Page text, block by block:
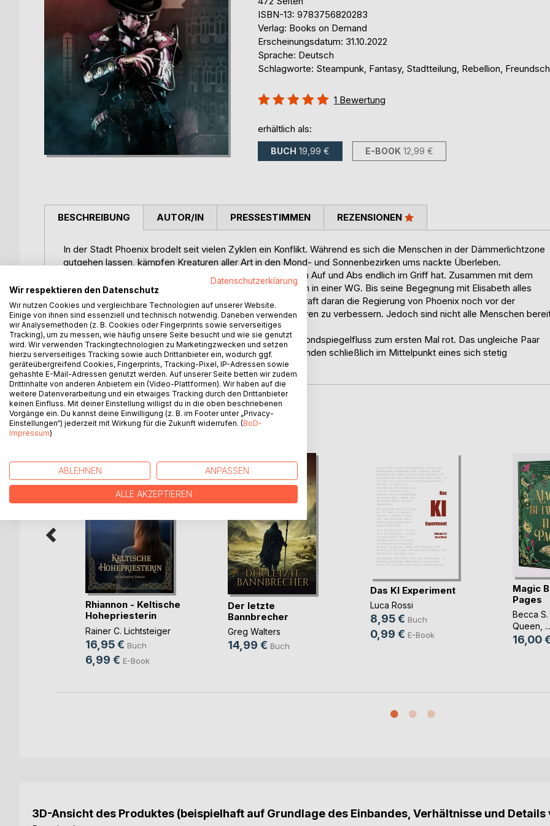
ISBN-13: 9783756820283
Verlag: Books on Demand
Erscheinungsdatum: 31.10.2022
Sprache: Deutsch
Schlagworte: Steampunk, Fantasy, Stadtteilung, Rebellion,
Bewertung::
1 Bewertung
erhältlich als:
BUCH 19,99 € E-BOOK 12,99 €
BESCHREIBUNG
In der Stadt Phoenix brodelt seit vielen Zyklen ein Konflikt. Während es sich die Menschen in der Dämmerlichtzone
gutgehen lassen, kämpfen Kreaturen aller Art in den Mond- und Sonnenbezirken ums nackte Überleben.
Der Assassine Stan glaubt, dass er sein Leben nach vielen Auf und Abs endlich im Griff hat. Zusammen mit dem
Werwolf Julius und dessen Schwester Jen lebt ihr friedlich in einer WG. Bis seine Begegnung mit Elisabeth alles
ändert: Die Tochter des Polizeipräsidenten setzt all ihre Kraft daran die Regierung von Phoenix noch vor der
anstehenden Wahl abzusetzen und die Rechte der Kreaturen zu verbessern. Jedoch sind nicht alle Menschen
alte Vorurteile abzulegen.
Nach einer eskalierten Demonstration verfärbt sich der Mondspiegelfluss zum ersten Mal rot. Das ungleiche Paar
steht zusammen mit dem Magier Pierre und anderen Freunden schließlich im Mittelpunkt eines sich stetig
zuspitzenden Konflikt.
AUTOR/IN PRESSESTIMMEN REZENSIONEN
WEITERE TITEL BEIBoD
Rhiannon - Keltische
Hohepriesterin
Rainer C. Lichtsteiger
16,95 € Buch
6,99 € E-Book
Der letzte
Bannbrecher
Greg Walters
14,99 € Buch
Das KI Experiment
Luca Rossi
8,95 € Buch
0,99 € E-Book
Magic
Pages
Becca
Queen , ...
16,00
3D-Ansicht des Produktes (beispielhaft auf Grundlage des Einbandes, Verhältnisse und
Datenschutzerklärung
Wir respektieren den Datenschutz
Wir nutzen Cookies und vergleichbare Technologien auf unserer Website.
Einige von ihnen sind essenziell und technisch notwendig. Daneben verwenden
wir Analysemethoden (z. B. Cookies oder Fingerprints sowie serverseitiges
Tracking), um zu messen, wie häufig unsere Seite besucht und wie sie genutzt
wird. Wir verwenden Trackingtechnologien zu Marketingzwecken und setzen
hierzu serverseitiges Tracking sowie auch Drittanbieter ein, wodurch ggf.
geräteübergreifend Cookies, Fingerprints, Tracking-Pixel, IP-Adressen sowie
gehashte E-Mail-Adressen genutzt werden. Auf unserer Seite betten wir zudem
Drittinhalte von anderen Anbietern ein (Video-Plattformen). Wir haben auf die
weitere Datenverarbeitung und ein etwaiges Tracking durch den Drittanbieter
keinen Einfluss. Mit deiner Einstellung willigst du in die oben beschriebenen
Vorgänge ein. Du kannst deine Einwilligung (z. B. im Footer unter „Privacy-
Einstellungen“) jederzeit mit Wirkung für die Zukunft widerrufen. (BoD-
Impressum)
ABLEHNEN ANPASSEN
ALLE AKZEPTIEREN